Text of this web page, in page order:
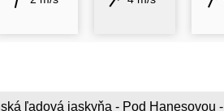
ľadová jaskyňa - Pod Hanesovou -